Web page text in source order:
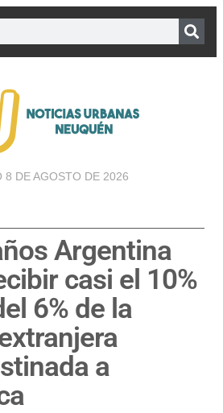
8 DE AGOSTO DE 2026
Argentina
casi el 10%
6% de la
a